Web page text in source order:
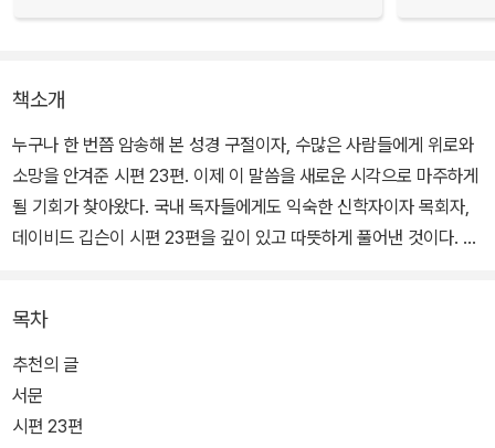
책소개
누구나 한 번쯤 암송해 본 성경 구절이자, 수많은 사람들에게 위로와
소망을 안겨준 시편 23편. 이제 이 말씀을 새로운 시각으로 마주하게
될 기회가 찾아왔다. 국내 독자들에게도 익숙한 신학자이자 목회자,
데이비드 깁슨이 시편 23편을 깊이 있고 따뜻하게 풀어낸 것이다.
너무 익숙하게 여겨 잊고 있던 시편 23편의 깊은 의미를 새롭게 조명
한다. 저자는 단지 구절을 해설하는 데 그치지 않고, 인생의 가장 어두
운 순간에도 우리 곁을 떠나지 않으시는 예수 그리스도, 선한 목자이
신 하나님과의 동행을 풍성하게 그려낸다.
목차
추천의 글
서문
시편 23편